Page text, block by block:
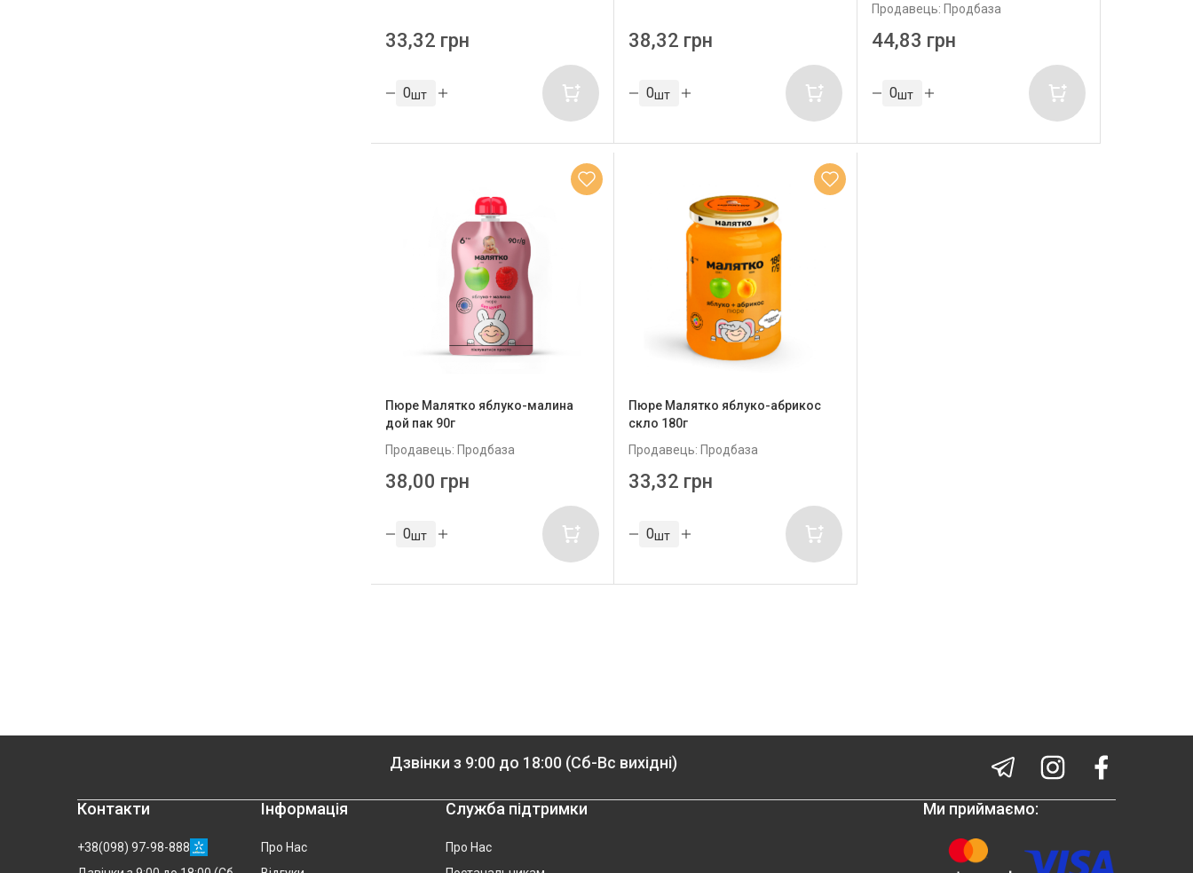
33,32 грн
шт
38,32 грн
шт
Продавець: Продбаза
44,83 грн
шт
Пюре Малятко яблуко-малина
дой пак 90г
Продавець: Продбаза
38,00 грн
шт
Пюре Малятко яблуко-абрикос
скло 180г
Продавець: Продбаза
33,32 грн
шт
Дзвінки з 9:00 до 18:00 (Сб-Вс вихідні)
Контакти
+38(098) 97-98-888
Інформація
Про Нас
Служба підтримки
Про Нас
Ми приймаємо: